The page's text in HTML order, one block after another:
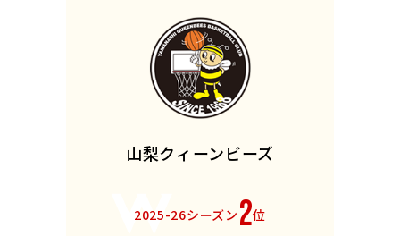
山梨クィーンビーズ
2025-26シーズン 2位